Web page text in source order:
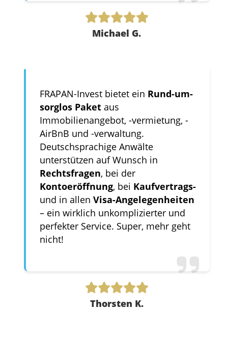
Michael G.
FRAPAN-Invest bietet ein Rund-um-
sorglos Paketaus
Immobilienangebot, -vermietung, -
AirBnB und -verwaltung.
Deutschsprachige Anwälte
unterstützen auf Wunsch in
Rechtsfragen, bei der
Kontoeröffnung, bei Kaufvertrags-
und in allen Visa-Angelegenheiten
– ein wirklich unkomplizierter und
perfekter Service. Super, mehr geht
nicht!
Thorsten K.